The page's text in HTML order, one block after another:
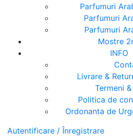
Parfumuri
Parfumuri
Parfumuri
Mostre
INFO
Livrare &
Termeni
Politica de
Ordonanta de
Autentificare / Înregistrare